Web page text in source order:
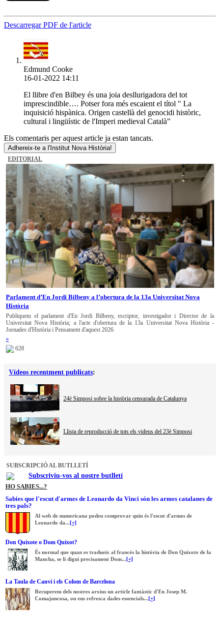
Descarregar PDF de l'article
Edmund Cooke
16-01-2022 14:11
El llibre d'en Bilbey és una joia desllurigadora del tot
imprescindible…. Potser fora més escaient el títol " La
inquisició hispànica. Origen castellà del genocidi històric,
cultural i lingüístic de l'Imperi medieval Català”
Els comentaris per aquest article ja estan tancats.
Adhereix-te a l'Institut Nova Història!
EDITORIAL
Parlament d’En Jordi Bilbeny a l’obertura de la 13a Universitat Nova
Història
Publiquem el parlament d'En Jordi Bilbeny, escriptor, investigador i Director de la
Universitat Nova Història; a l'acte d'obertura de la 13a Universitat Nova Història -
Jornades d'Història i Pensament d'aquest 2026.
»
628
Vídeos recentment publicats:
24è Simposi sobre la història censurada de Catalunya
Llista de reproducció de tots els videus del 23è Simposi
SUBSCRIPCIÓ AL BUTLLETÍ
Subscriviu-vos al nostre butlletí
HO SABIES...?
Sabies que l'escut d'armes de Leonardo da Vinci són les armes catalanes de
tres pals?
Al web de numericana podeu comprovar quin és l'escut d'armes de
Leonardo da... [+]
Don Quixote o Dom Quixot?
És normal que quan es tradueix al francès la història de Don Quixote de la
Mancha, se li digui precisament Dom... [+]
La Taula de Canvi i els Colom de Barcelona
Recuperem dels nostres arxius un article fantàstic d'En Josep M.
Comajuncosa, on ens refresca dades essencials... [+]